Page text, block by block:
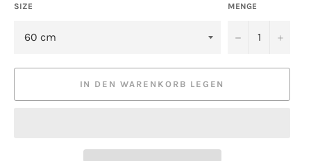
SIZE MENGE
− +
IN DEN WARENKORB LEGEN